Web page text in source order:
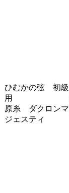
ひむかの弦 初級
用
原糸 ダクロンマ
ジェスティ